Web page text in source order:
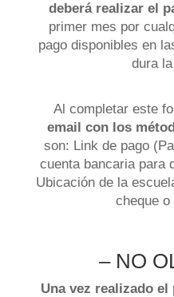
deberá realizar el
primer mes por
pago disponibles en
dura
Al completar este
email con los
son: Link de pago
cuenta bancaria para
Ubicación de la
cheque
– NO
Una vez realizado el